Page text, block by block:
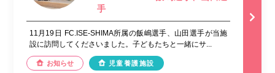
手
11月19日 FC.ISE-SHIMA所属の飯嶋選手、山田選手が当施
設に訪問してくださいました。子どもたちと一緒にサ...
お知らせ 児童養護施設